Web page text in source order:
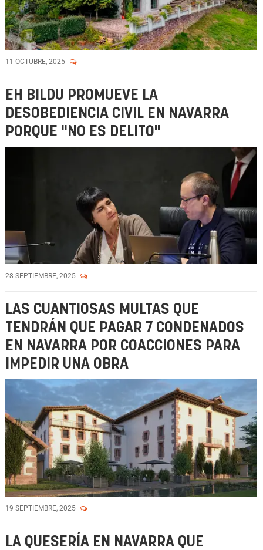
11 OCTUBRE, 2025
EH BILDU PROMUEVE LA
DESOBEDIENCIA CIVIL EN NAVARRA
PORQUE "NO ES DELITO"
28 SEPTIEMBRE, 2025
LAS CUANTIOSAS MULTAS QUE
TENDRÁN QUE PAGAR 7 CONDENADOS
EN NAVARRA POR COACCIONES PARA
IMPEDIR UNA OBRA
19 SEPTIEMBRE, 2025
LA QUESERÍA EN NAVARRA QUE